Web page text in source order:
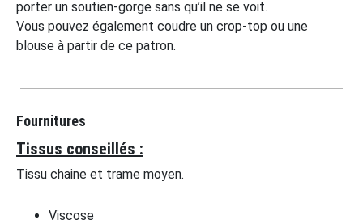
porter un soutien-gorge sans qu’il ne se voit.
Vous pouvez également coudre un crop-top ou une
blouse à partir de ce patron.
Fournitures
Tissus conseillés :
Tissu chaine et trame moyen.
Viscose